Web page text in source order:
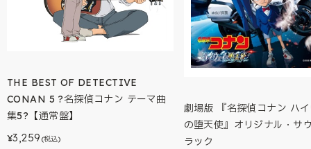
THE BEST OF DETECTIVE
CONAN 5 ?名探偵コナン テーマ曲
集5?【通常盤】
¥3,259 (税込)
劇場版 『名探偵コナン ハ
の堕天使』オリジナル・サ
ラック